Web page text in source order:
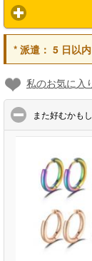
*派遣： 5 日以内
私のお気に入
また好むかも